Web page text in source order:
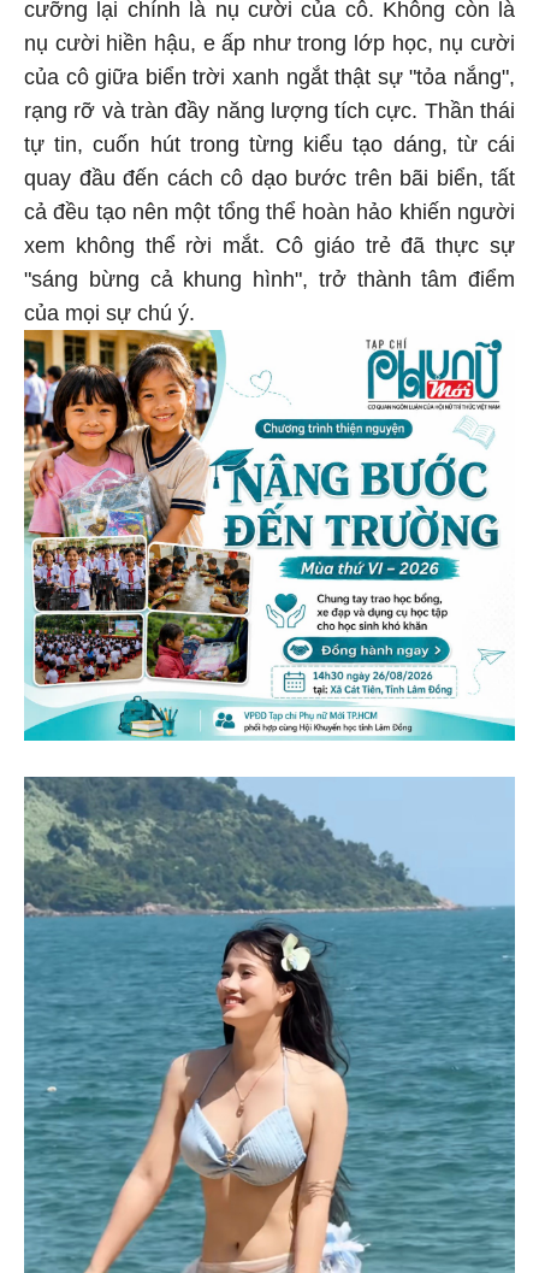
cưỡng lại chính là nụ cười của cô. Không còn là
nụ cười hiền hậu, e ấp như trong lớp học, nụ cười
của cô giữa biển trời xanh ngắt thật sự "tỏa nắng",
rạng rỡ và tràn đầy năng lượng tích cực. Thần thái
tự tin, cuốn hút trong từng kiểu tạo dáng, từ cái
quay đầu đến cách cô dạo bước trên bãi biển, tất
cả đều tạo nên một tổng thể hoàn hảo khiến người
xem không thể rời mắt. Cô giáo trẻ đã thực sự
"sáng bừng cả khung hình", trở thành tâm điểm
của mọi sự chú ý.